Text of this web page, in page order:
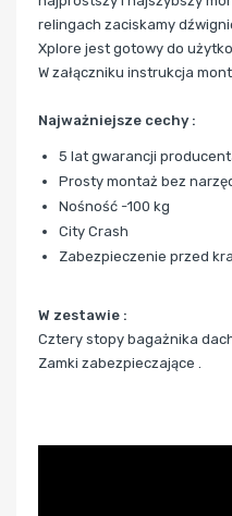
relingach zaciskamy
Xplore jest gotowy do
W załączniku instrukcja
Najważniejsze cechy :
5 lat gwarancji
Prosty montaż bez
Nośność -100 kg
City Crash
Zabezpieczenie przed
W zestawie :
Cztery stopy bagażnika
Zamki zabezpieczające .